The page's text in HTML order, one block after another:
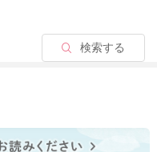
検索する